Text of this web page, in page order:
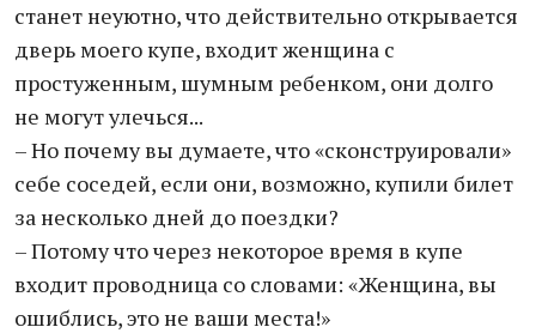
станет неуютно, что действительно открывается
дверь моего купе, входит женщина с
простуженным, шумным ребенком, они долго
не могут улечься...
– Но почему вы думаете, что «сконструировали»
себе соседей, если они, возможно, купили билет
за несколько дней до поездки?
– Потому что через некоторое время в купе
входит проводница со словами: «Женщина, вы
ошиблись, это не ваши места!»